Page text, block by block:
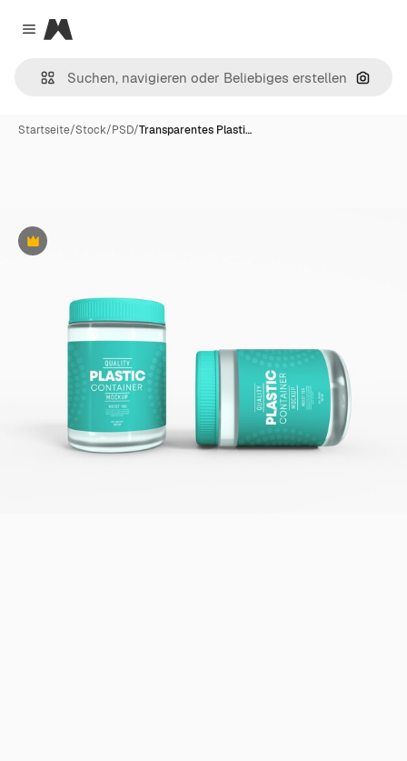
Close menu
Magnific
Nach
Startseite/Stock/PSD/Transparentes Plasti…
Premium